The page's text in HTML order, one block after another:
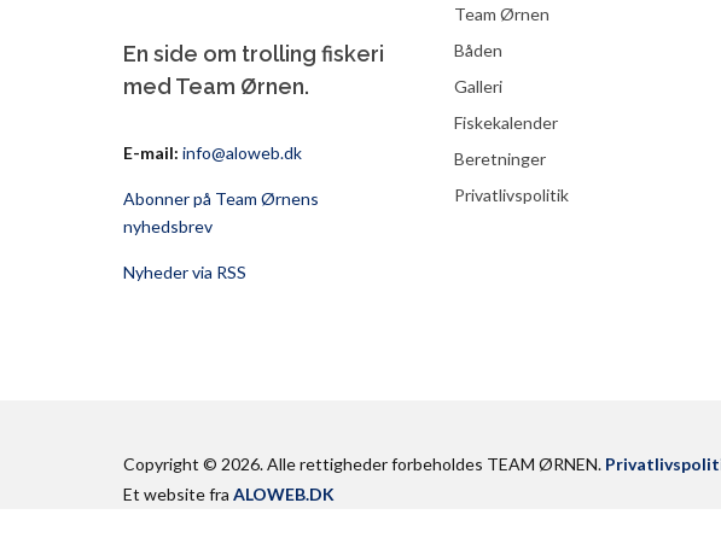
En side om trolling fiskeri
med Team Ørnen.
E-mail: info@aloweb.dk
Abonner på Team Ørnens
nyhedsbrev
Nyheder via RSS
Team Ørnen
Båden
Galleri
Fiskekalender
Beretninger
Privatlivspolitik
Copyright © 2026. Alle rettigheder forbeholdes TEAM ØRNEN.
Et website fra ALOWEB.DK